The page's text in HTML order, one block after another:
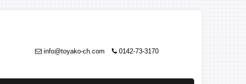
info@toyako-ch.com 0142-73-3170